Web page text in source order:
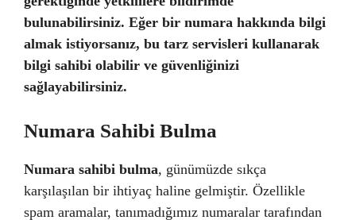
bulunabilirsiniz. Eğer bir numara hakkında bilgi
almak istiyorsanız, bu tarz servisleri kullanarak
bilgi sahibi olabilir ve güvenliğinizi
sağlayabilirsiniz.
Numara Sahibi Bulma
Numara sahibi bulma, günümüzde sıkça
karşılaşılan bir ihtiyaç haline gelmiştir. Özellikle
spam aramalar, tanımadığımız numaralar tarafından